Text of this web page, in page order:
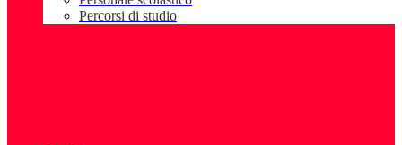
Percorsi di studio